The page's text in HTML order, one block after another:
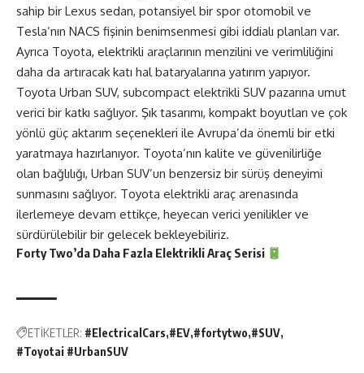
sahip bir Lexus sedan, potansiyel bir spor otomobil ve
Tesla’nın NACS fişinin benimsenmesi gibi iddialı planları var.
Ayrıca Toyota, elektrikli araçlarının menzilini ve verimliliğini
daha da artıracak katı hal bataryalarına yatırım yapıyor.
Toyota Urban SUV, subcompact elektrikli SUV pazarına umut
verici bir katkı sağlıyor. Şık tasarımı, kompakt boyutları ve çok
yönlü güç aktarım seçenekleri ile Avrupa’da önemli bir etki
yaratmaya hazırlanıyor. Toyota’nın kalite ve güvenilirliğe
olan bağlılığı, Urban SUV’un benzersiz bir sürüş deneyimi
sunmasını sağlıyor. Toyota elektrikli araç arenasında
ilerlemeye devam ettikçe, heyecan verici yenilikler ve
sürdürülebilir bir gelecek bekleyebiliriz.
Forty Two’da Daha Fazla Elektrikli Araç Serisi
ETİKETLER: #ElectricalCars #EV #fortytwo #SUV
#Toyotai #UrbanSUV